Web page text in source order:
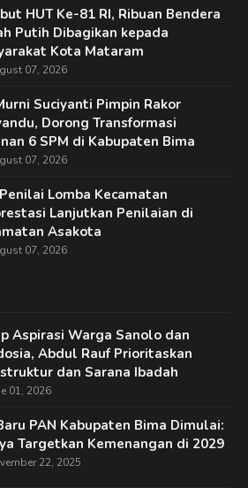
HUT Ke-81 RI, Ribuan Bendera
Putih Dibagikan kepada
Kota Mataram
07, 2026
Suciyanti Pimpin Rakor
Dorong Transformasi
6 SPM di Kabupaten Bima
07, 2026
Lomba Kecamatan
Lanjutkan Penilaian di
Asakota
07, 2026
Aspirasi Warga Sanolo dan
Abdul Rauf Prioritaskan
dan Sarana Ibadah
01, 2026
PAN Kabupaten Bima Dimulai:
Targetkan Kemenangan di 2029
22, 2025